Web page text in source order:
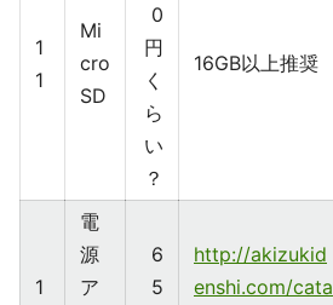
1
1
Mi
cro
SD
0
円
く
ら
い
？
16GB以上推奨
1
電
源
ア
6
5
http://akizukid
enshi.com/cata